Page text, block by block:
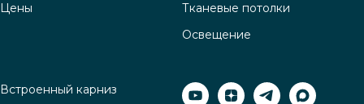
Цены
Тканевые потолки
Освещение
Встроенный карниз